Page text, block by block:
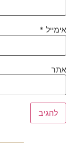
אימייל *
אתר